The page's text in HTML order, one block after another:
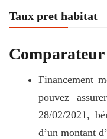
Taux pret habitat
Financement
pouvez
28/02/2021,
d’un montant